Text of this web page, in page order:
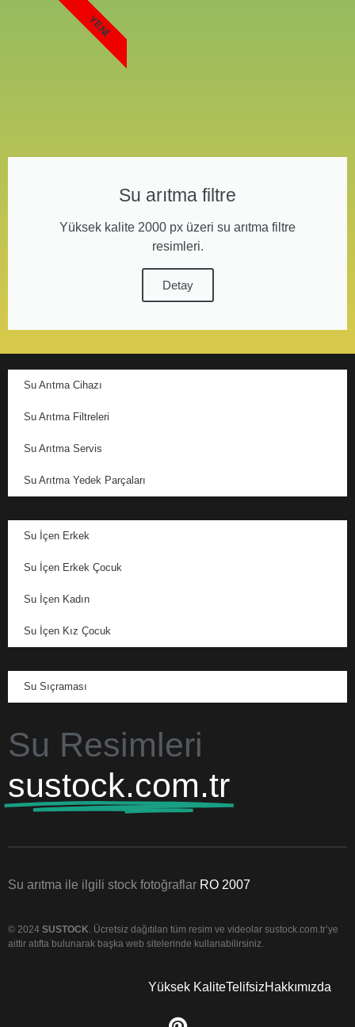
Su arıtma filtre
Yüksek kalite 2000 px üzeri su arıtma filtre
resimleri.
Detay
YENI
Su Arıtma Cihazı
Su Arıtma Filtreleri
Su Arıtma Servis
Su Arıtma Yedek Parçaları
Su İçen Erkek
Su İçen Erkek Çocuk
Su İçen Kadın
Su İçen Kız Çocuk
Su Sıçraması
Su Resimleri
sustock.com.tr
Su arıtma ile ilgili stock fotoğraflar RO 2007
© 2024 SUSTOCK . Ücretsiz dağıtılan tüm resim ve videolar sustock.com.tr’ye
aittir atıfta bulunarak başka web sitelerinde kullanabilirsiniz.
Yüksek KaliteTelifsizHakkımızda